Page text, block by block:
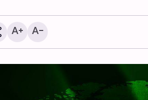
حزب‌الله: دولت لبنان
امتیازدهی به تل‌آویو را